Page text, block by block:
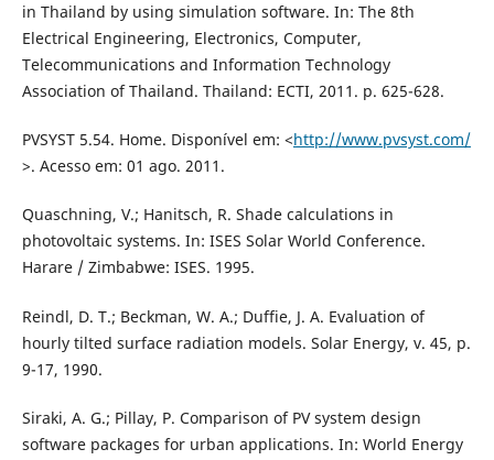
in Thailand by using simulation software. In: The 8th
Electrical Engineering, Electronics, Computer,
Telecommunications and Information Technology
Association of Thailand. Thailand: ECTI, 2011. p. 625-628.
PVSYST 5.54. Home. Disponível em: <http://www.pvsyst.com/
>. Acesso em: 01 ago. 2011.
Quaschning, V.; Hanitsch, R. Shade calculations in
photovoltaic systems. In: ISES Solar World Conference.
Harare / Zimbabwe: ISES. 1995.
Reindl, D. T.; Beckman, W. A.; Duffie, J. A. Evaluation of
hourly tilted surface radiation models. Solar Energy, v. 45, p.
9-17, 1990.
Siraki, A. G.; Pillay, P. Comparison of PV system design
software packages for urban applications. In: World Energy